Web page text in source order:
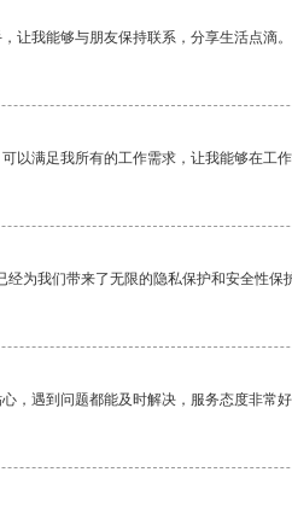
让我能够与朋友保持联系，分享生活点滴。
以满足我所有的工作需求，让我能够在工作
为我们带来了无限的隐私保护和安全性保
，遇到问题都能及时解决，服务态度非常好